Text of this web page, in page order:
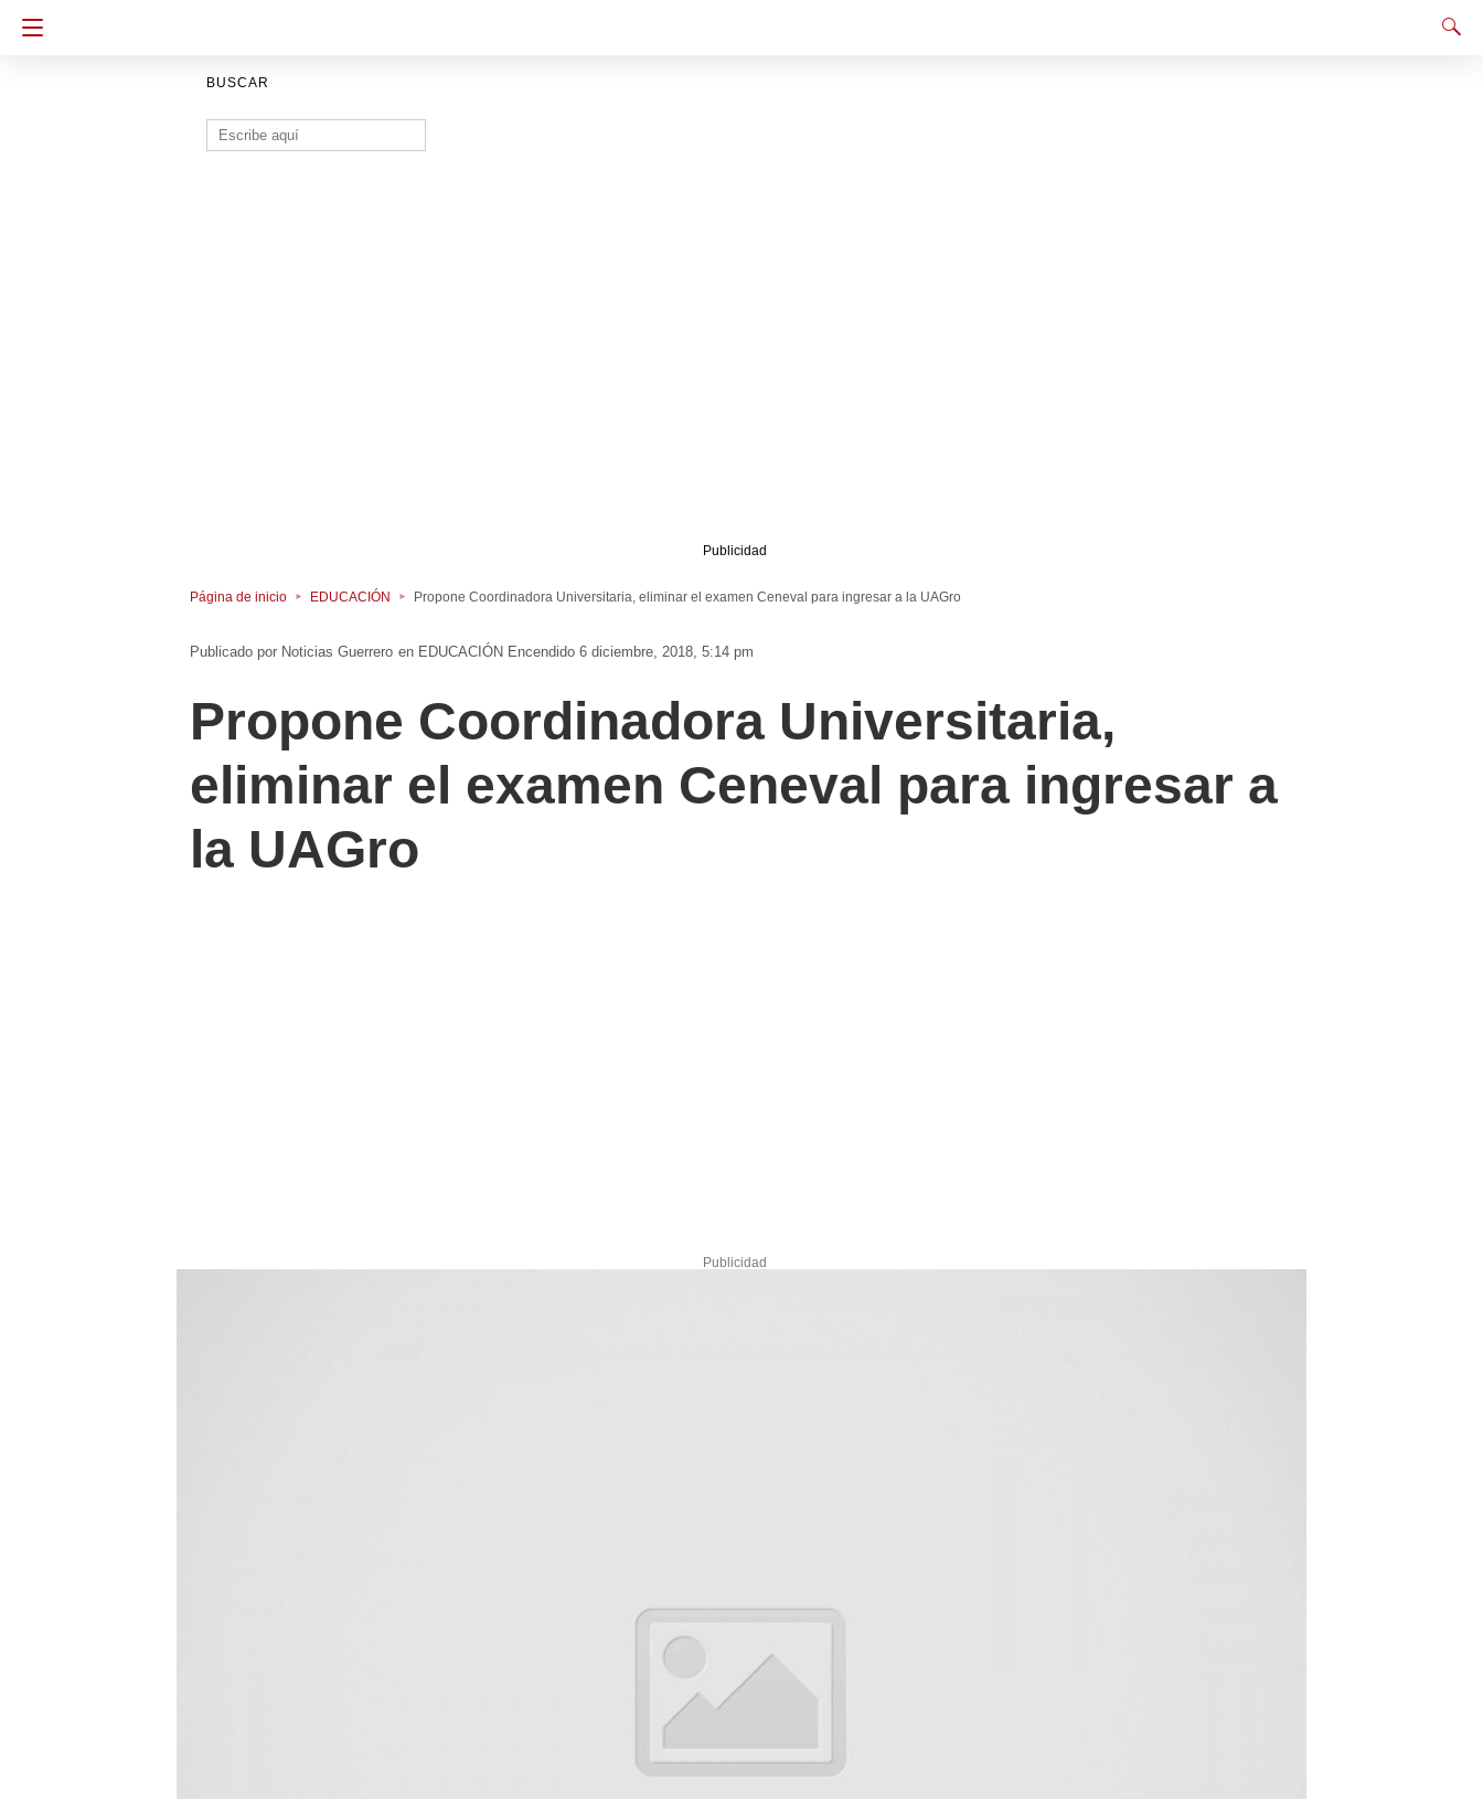
BUSCAR
Buscar:
Publicidad
Página de inicio EDUCACIÓN Propone Coordinadora Universitaria, eliminar el examen Ceneval para ingresar a la UAGro
Noticias Guerrero en EDUCACIÓN Encendido 6 diciembre, 2018, 5:14 pm
Propone Coordinadora Universitaria,
eliminar el examen Ceneval para ingresar a
la UAGro
Publicidad